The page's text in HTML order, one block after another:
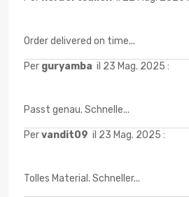
Order delivered on time...
Per guryamba il 23 Mag. 2025 :
Passt genau. Schnelle...
Pervandit09 il 23 Mag. 2025 :
Tolles Material. Schneller...